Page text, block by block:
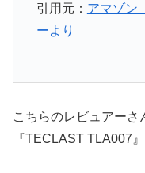
引用元： アマゾン
ーより
こちらのレビュアーさ
『TECLAST TLA007